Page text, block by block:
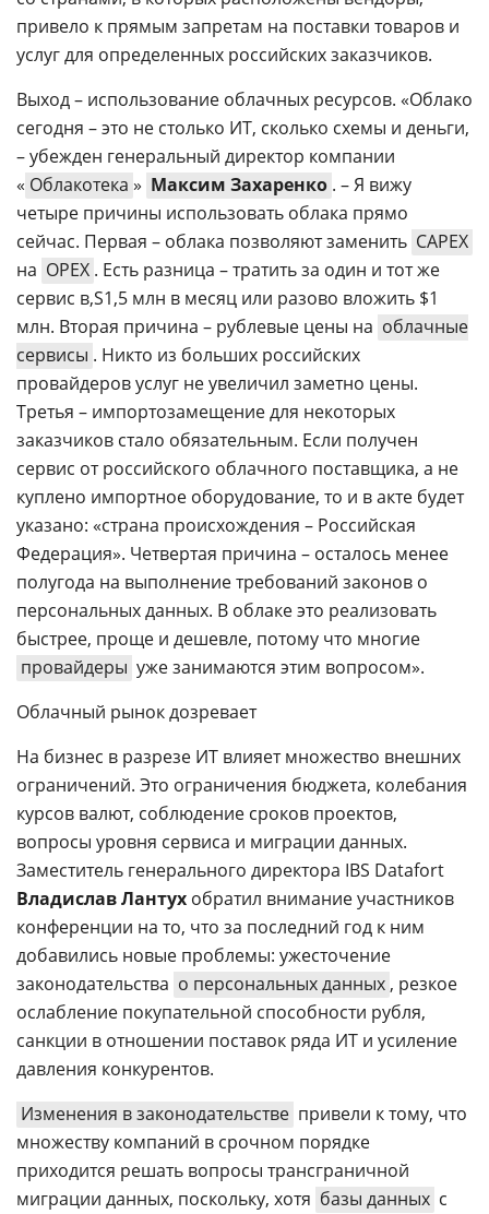
привело к прямым запретам на поставки товаров и
услуг для определенных российских заказчиков.
Выход – использование облачных ресурсов. «Облако
сегодня – это не столько ИТ, сколько схемы и деньги,
– убежден генеральный директор компании
« Облакотека » Максим Захаренко . – Я вижу
четыре причины использовать облака прямо
сейчас. Первая – облака позволяют заменить CAPEX
на OPEX . Есть разница – тратить за один и тот же
сервис
1,5 млн в месяц или разово вложить $1
млн. Вторая причина – рублевые цены на облачные
сервисы . Никто из больших российских
провайдеров услуг не увеличил заметно цены.
Третья – импортозамещение для некоторых
заказчиков стало обязательным. Если получен
сервис от российского облачного поставщика, а не
куплено импортное оборудование, то и в акте будет
указано: «страна происхождения – Российская
Федерация». Четвертая причина – осталось менее
полугода на выполнение требований законов о
персональных данных. В облаке это реализовать
быстрее, проще и дешевле, потому что многие
провайдеры уже занимаются этим вопросом».
Облачный рынок дозревает
На бизнес в разрезе ИТ влияет множество внешних
ограничений. Это ограничения бюджета, колебания
курсов валют, соблюдение сроков проектов,
вопросы уровня сервиса и миграции данных.
Заместитель генерального директора IBS Datafort
Владислав Лантух обратил внимание участников
конференции на то, что за последний год к ним
добавились новые проблемы: ужесточение
законодательства о персональных данных , резкое
ослабление покупательной способности рубля,
санкции в отношении поставок ряда ИТ и усиление
давления конкурентов.
Изменения в законодательстве привели к тому, что
множеству компаний в срочном порядке
приходится решать вопросы трансграничной
миграции данных, поскольку, хотя базы данных с